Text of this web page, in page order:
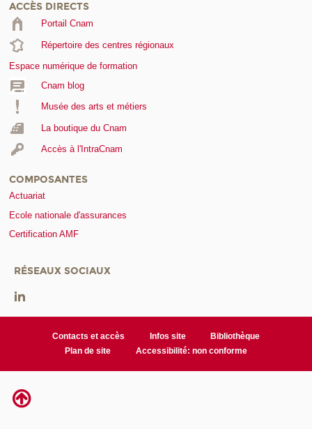
ACCÈS DIRECTS
Portail Cnam
Répertoire des centres régionaux
Espace numérique de formation
Cnam blog
Musée des arts et métiers
La boutique du Cnam
Accès à l'IntraCnam
COMPOSANTES
Actuariat
Ecole nationale d'assurances
Certification AMF
RÉSEAUX SOCIAUX
Contacts et accès Infos site
Bibliothèque
Plan de site
Accessibilité: non conforme